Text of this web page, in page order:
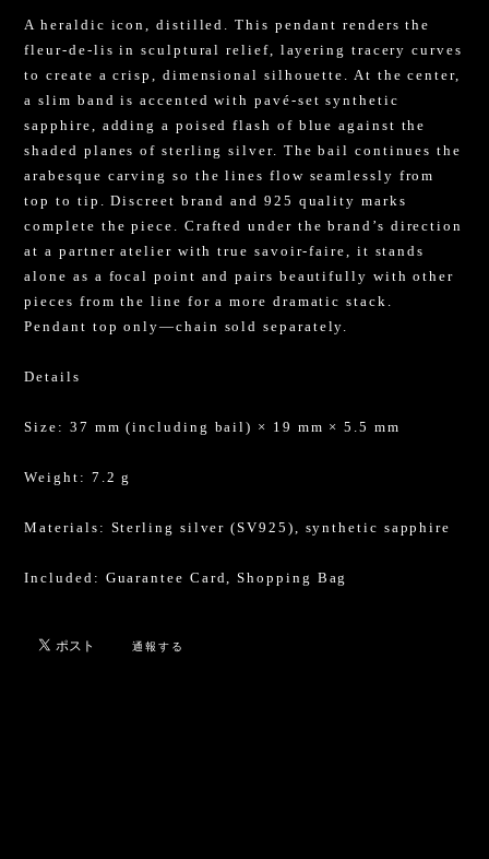
A heraldic icon, distilled. This pendant renders the
fleur-de-lis in sculptural relief, layering tracery curves
to create a crisp, dimensional silhouette. At the center,
a slim band is accented with pavé-set synthetic
sapphire, adding a poised flash of blue against the
shaded planes of sterling silver. The bail continues the
arabesque carving so the lines flow seamlessly from
top to tip. Discreet brand and 925 quality marks
complete the piece. Crafted under the brand’s direction
at a partner atelier with true savoir-faire, it stands
alone as a focal point and pairs beautifully with other
pieces from the line for a more dramatic stack.
Pendant top only—chain sold separately.
Details
Size: 37 mm (including bail) × 19 mm × 5.5 mm
Weight: 7.2 g
Materials: Sterling silver (SV925), synthetic sapphire
Included: Guarantee Card, Shopping Bag
通報する